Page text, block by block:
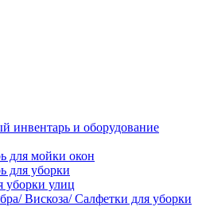
инвентарь и оборудование
для мойки окон
для уборки
уборки улиц
Вискоза/ Салфетки для уборки